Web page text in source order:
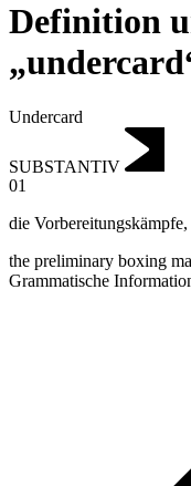
Definition
Undercard
SUBSTANTIV
01
die Vorbereitungskämpfe,
the preliminary boxing
Grammatische